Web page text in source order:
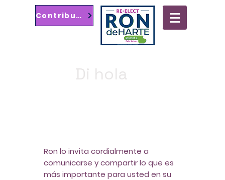
Ayuntamiento de Palm Springs
Contribute
Di hola
Ron lo invita cordialmente a
comunicarse y compartir lo que es
más importante para usted en su